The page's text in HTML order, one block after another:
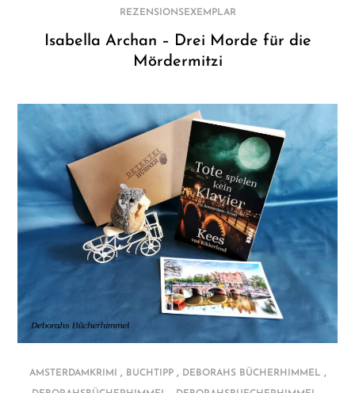
REZENSIONSEXEMPLAR
Isabella Archan – Drei Morde für die
Mördermitzi
AMSTERDAMKRIMI , BUCHTIPP, DEBORAHS BÜCHERHIMMEL ,